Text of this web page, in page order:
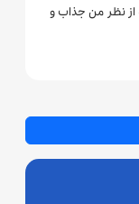
از نظر من جذاب و